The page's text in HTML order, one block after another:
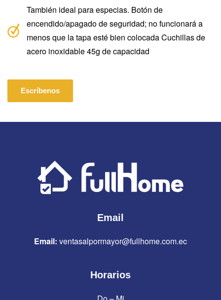
También ideal para especias. Botón de
encendido/apagado de seguridad; no funcionará a
menos que la tapa esté bien colocada Cuchillas de
acero inoxidable 45g de capacidad
Escríbenos
Email
Email: ventasalpormayor@fullhome.com.ec
Horarios